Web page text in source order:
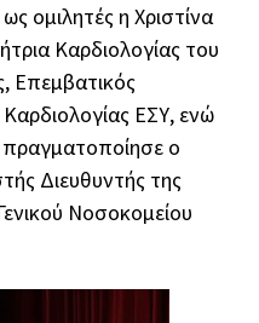
ομιλητές η Χριστίνα
Καρδιολογίας του
Επεμβατικός
ΕΣΥ, ενώ
ο
Διευθυντής της
Νοσοκομείου